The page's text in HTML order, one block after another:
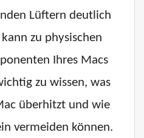
Lüftern deutlich
zu physischen
Ihres Macs
zu wissen, was
überhitzt und wie
vermeiden können.